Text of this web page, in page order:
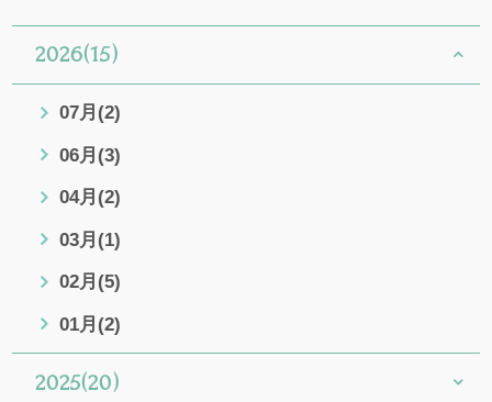
2026(15)
07月(2)
06月(3)
04月(2)
03月(1)
02月(5)
01月(2)
2025(20)